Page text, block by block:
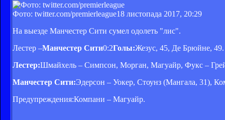
Фото: twitter.com/premierleague18 листопада 2017, 20:29
На выезде Манчестер Сити сумел одолеть "лис".
Лестер –Манчестер Сити0:2Голы:Жезус, 45, Де Брюйне, 49.
Лестер:Шмайхель – Симпсон, Морган, Магуайр, Фукс –
Манчестер Сити:Эдерсон – Уокер, Стоунз (Мангала, 31),
Предупреждения:Компани – Магуайр.